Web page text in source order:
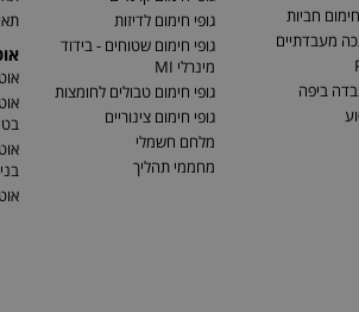
חביות
מעבדתיים
ביפה
גופי חימום לדיזות
גופי חימום שטוחים - בידוד
מינרלי MI
גופי חימום טבולים לחומצות
גופי חימום צינוריים
מלחם חשמלי
מחממי תהליך